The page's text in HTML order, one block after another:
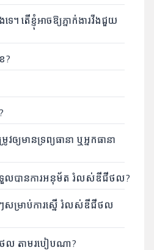
េ។ តើខ្ញុំអាចឱ្យភ្នាក់ងារវីងជួយ
?
យមានទ្រព្យធានា ឬអ្នកធានា
ទទួលបានការអនុម័ត រំលស់ឌីជីថល?
ងៗសម្រាប់ការស្នើ រំលស់ឌីជីថល
ថល តាមរបៀបណា?